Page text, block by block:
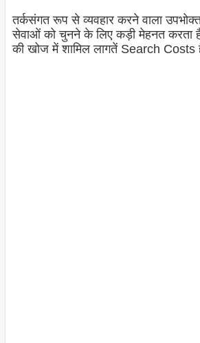
तर्कसंगत रूप से व्यवहार करने वाला
सेवाओं को चुनने के लिए कड़ी मेहनत करता
की खोज में शामिल लागतें Search Costs